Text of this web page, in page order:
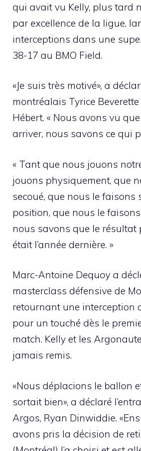
qui avait vu Kelly, plus tard
par excellence de la ligue,
interceptions dans une
38-17 au BMO Field.
«Je suis très motivé», a
montréalais Tyrice
Hébert. « Nous avons vu
arriver, nous savons ce qui
« Tant que nous jouons
jouons physiquement, que
secoué, que nous le faisons
position, que nous le
nous savons que le résultat
était l’année dernière. »
Marc-Antoine Dequoy a
masterclass défensive de
retournant une interception
pour un touché dès le
match. Kelly et les
jamais remis.
«Nous déplacions le ballon et
sortait bien», a déclaré
Argos, Ryan Dinwiddie.
avons pris la décision de